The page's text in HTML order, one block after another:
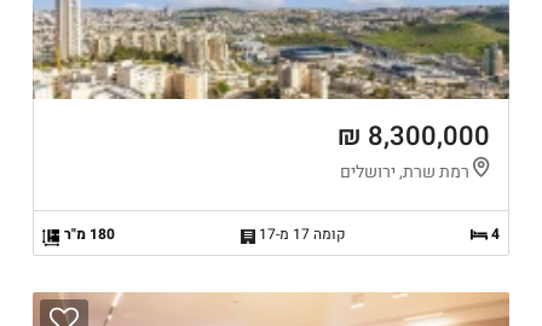
8,300,000 ₪
רמת שרת, ירושלים
4 קומה 17 מ-17 180 מ"ר